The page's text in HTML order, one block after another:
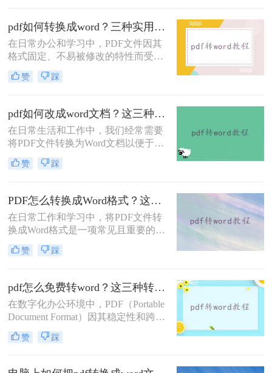
助您根据实际需求选择最合适的方
式。
pdf如何转换成word？三种实用方法教会你！
在日常办公和学习中，PDF文件因其
格式固定、不易被修改的特性而受到
广泛应用。然而，当需要编辑或修改
PDF文件内容时，将其转换为Word文
何转换成word呢？本文将介绍三种将
PDF转换成Word的方法。
赞 踩
pdf如何改成word文档？这三种方法快来尝试下吧 ！
在日常生活和工作中，我们经常需要
将PDF文件转换为Word文档以便于编
辑和修改。那么pdf如何改成word文档
呢？本文将介绍三种常用的方法来实
赞 踩
PDF怎么转换成Word格式？这四种方法分享给你！
在日常工作和学习中，将PDF文件转
换成Word格式是一项常见且重要的任
务。Word文档因其编辑灵活性和兼容
性而广受欢迎，特别是在需要修改或
转换成Word格式呢？本文将介绍四种
将PDF转换成Word格式的方法。
赞 踩
pdf怎么免费转word？这三种转换方法很简单！
在数字化办公环境中，PDF（Portable
Document Format）因其稳定性和跨平
台兼容性而广泛应用。然而，当需要
编辑或修改PDF内容时，将其转换为
么pdf怎么免费转word呢？本文将介绍
赞 踩